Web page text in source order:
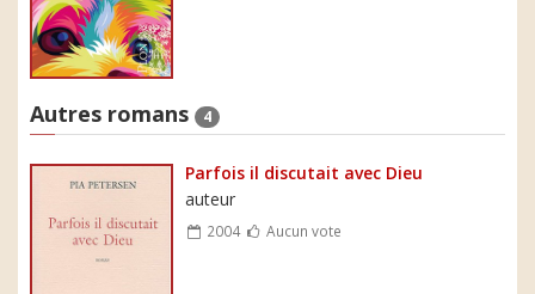
Autres romans 4
Parfois il discutait avec Dieu
auteur
2004 Aucun vote